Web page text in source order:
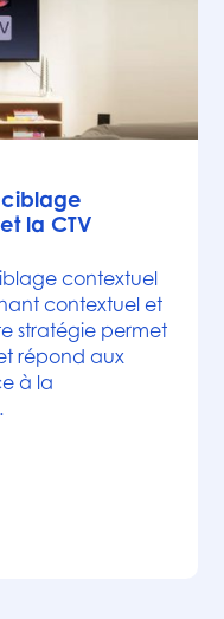
la CTV
contextuel
contextuel et
stratégie permet
répond aux
à la